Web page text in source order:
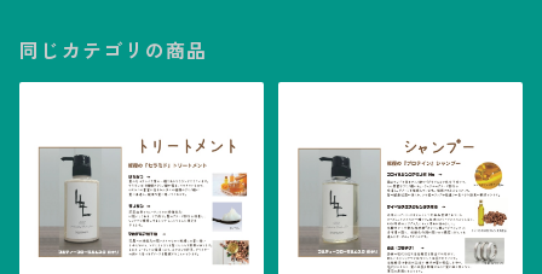
同じカテゴリの商品